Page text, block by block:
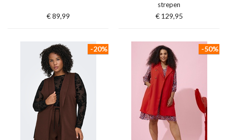
€ 89,99
strepen
€ 129,95
-20% -50%